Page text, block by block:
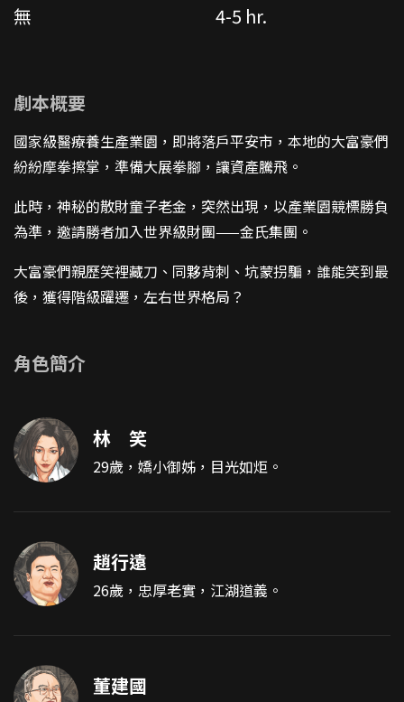
無 4-5 hr.
劇本概要
國家級醫療養生產業園，即將落戶平安市，本地的大富豪們
紛紛摩拳擦掌，準備大展拳腳，讓資產騰飛。
此時，神秘的散財童子老金，突然出現，以產業園競標勝負
為準，邀請勝者加入世界級財團——金氏集團。
大富豪們親歷笑裡藏刀、同夥背刺、坑蒙拐騙，誰能笑到最
後，獲得階級躍遷，左右世界格局？
角色簡介
林 笑
29歲，嬌小御姊，目光如炬。
趙行遠
26歲，忠厚老實，江湖道義。
董建國